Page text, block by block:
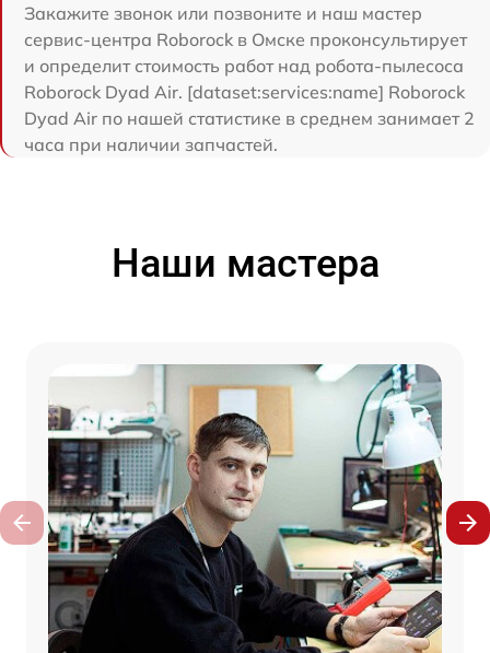
Закажите звонок или позвоните и наш мастер
сервис-центра Roborock в Омске проконсультирует
и определит стоимость работ над робота-пылесоса
Roborock Dyad Air. [dataset:services:name] Roborock
Dyad Air по нашей статистике в среднем занимает 2
часа при наличии запчастей.
Наши мастера